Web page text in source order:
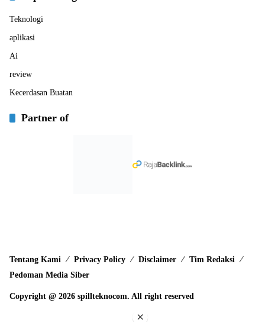
Teknologi
aplikasi
Ai
review
Kecerdasan Buatan
Partner of
Tentang Kami Privacy Policy Disclaimer
Tim Redaksi
Pedoman Media Siber
Copyright @ 2026 spillteknocom. All right reserved
×